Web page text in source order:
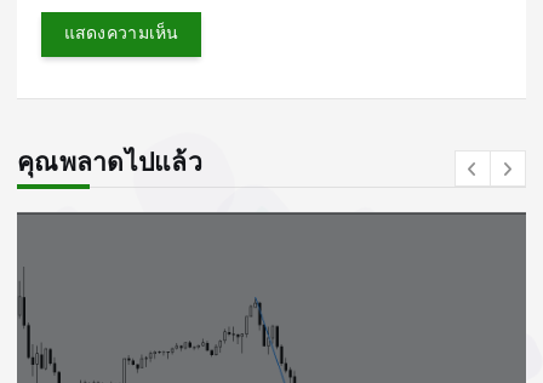
คุณพลาดไปแล้ว